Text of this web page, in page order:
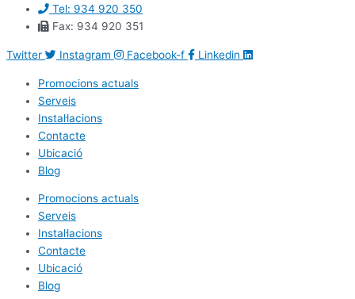
Tel: 934 920 350
Fax: 934 920 351
Twitter Instagram Facebook-f Linkedin
Promocions actuals
Serveis
Instal·lacions
Contacte
Ubicació
Blog
Promocions actuals
Serveis
Instal·lacions
Contacte
Ubicació
Blog